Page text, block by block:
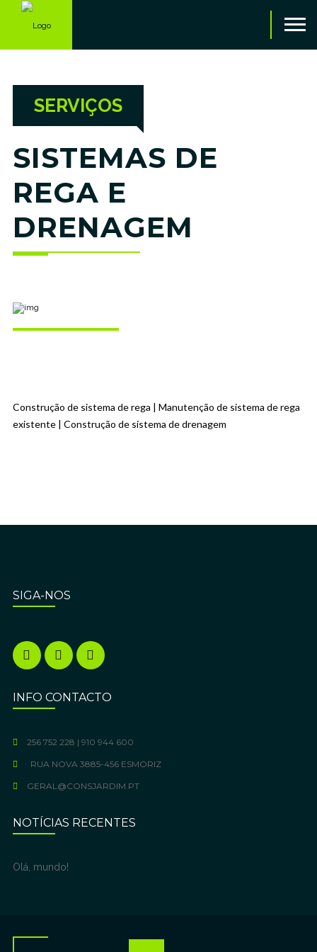
SERVIÇOS
SISTEMAS DE
REGA E
DRENAGEM
Construção de sistema de rega | Manutenção de sistema de rega
existente | Construção de sistema de drenagem
SIGA-NOS
INFO CONTACTO
256 752 228 | 910 944 600
RUA NOVA 3885-456 ESMORIZ
GERAL@CONSJARDIM.PT
NOTÍCIAS RECENTES
Olá, mundo!